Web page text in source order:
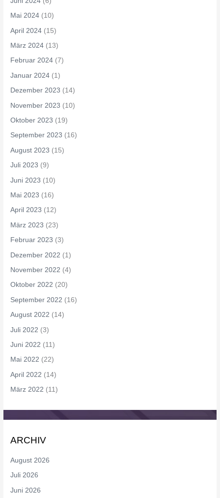
Mai 2024 (10)
April 2024 (15)
März 2024 (13)
Februar 2024 (7)
Januar 2024 (1)
Dezember 2023 (14)
November 2023 (10)
Oktober 2023 (19)
September 2023 (16)
August 2023 (15)
Juli 2023 (9)
Juni 2023 (10)
Mai 2023 (16)
April 2023 (12)
März 2023 (23)
Februar 2023 (3)
Dezember 2022 (1)
November 2022 (4)
Oktober 2022 (20)
September 2022 (16)
August 2022 (14)
Juli 2022 (3)
Juni 2022 (11)
Mai 2022 (22)
April 2022 (14)
März 2022 (11)
ARCHIV
August 2026
Juli 2026
Juni 2026